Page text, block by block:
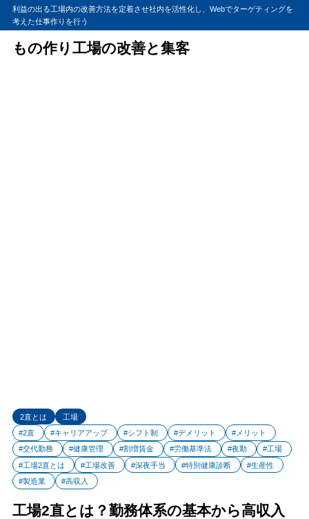
利益の出る工場内の改善方法を定着させ社内を活性化し、Webでターゲティングを
考えた仕事作りを行う
もの作り工場の改善と集客
2直とは
工場
#2直
#キャリアアップ #シフト制 #デメリット
#メリット
#交代勤務
#健康管理 #割増賃金 #労働基準法 #夜勤
#工場
#工場2直とは
#工場改善 #深夜手当 #特別健康診断
#生産性
#製造業
#高収入
工場2直とは？勤務体系の基本から高収入